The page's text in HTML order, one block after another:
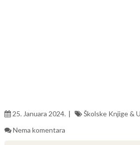
25. Januara 2024.
Školske Knjige &
Nema komentara